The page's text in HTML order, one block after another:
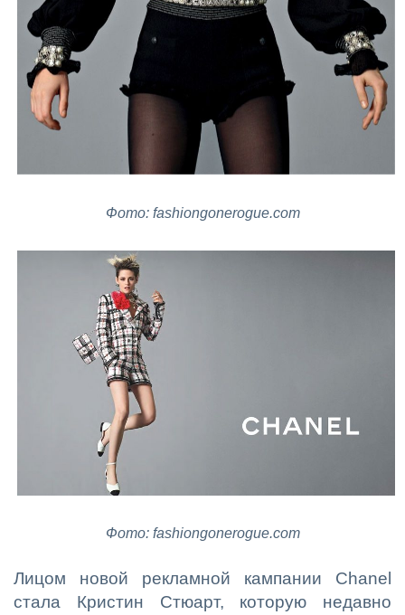
Фото: fashiongonerogue.com
Фото: fashiongonerogue.com
Лицом новой рекламной кампании Chanel
стала Кристин Стюарт, которую недавно